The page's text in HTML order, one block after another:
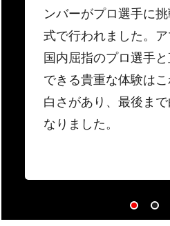
ンバーがプロ選手に
式で行われました。
国内屈指のプロ選手
できる貴重な体験は
白さがあり、最後ま
なりました。